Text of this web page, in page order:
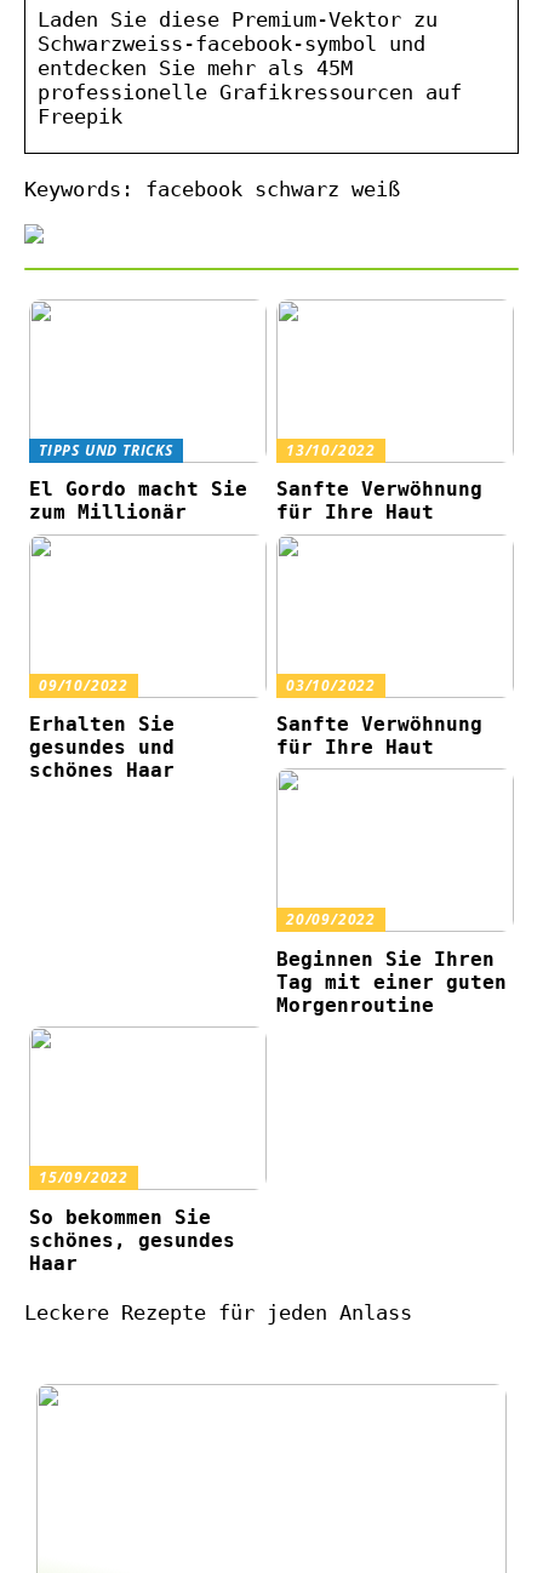
Laden Sie diese Premium-Vektor zu
Schwarzweiss-facebook-symbol und
entdecken Sie mehr als 45M
professionelle Grafikressourcen auf
Freepik
Keywords: facebook schwarz weiß
TIPPS UND TRICKS
El Gordo macht Sie
zum Millionär
13/10/2022
Sanfte Verwöhnung
für Ihre Haut
09/10/2022
Erhalten Sie
gesundes und
schönes Haar
03/10/2022
Sanfte Verwöhnung
für Ihre Haut
20/09/2022
Beginnen Sie Ihren
Tag mit einer guten
Morgenroutine
15/09/2022
So bekommen Sie
schönes, gesundes
Haar
Leckere Rezepte für jeden Anlass